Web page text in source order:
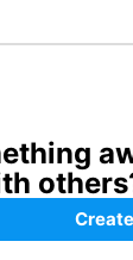
Create